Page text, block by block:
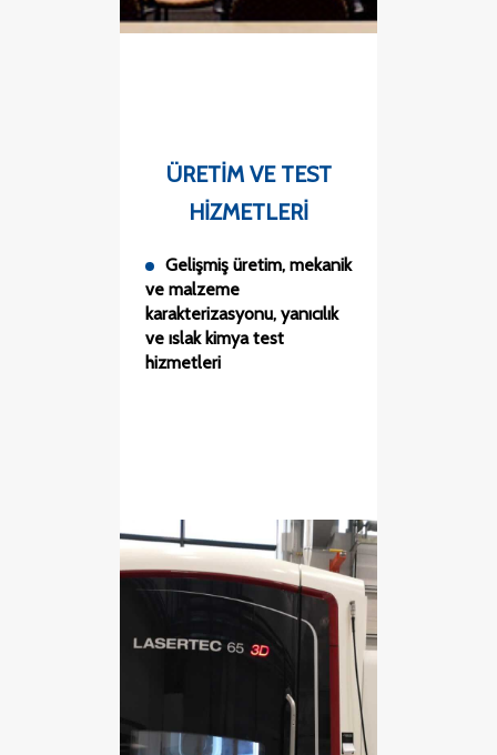
ÜRETIM VE TEST
HIZMETLERI
Gelişmiş üretim, mekanik
ve malzeme
karakterizasyonu, yanıcılık
ve ıslak kimya test
hizmetleri